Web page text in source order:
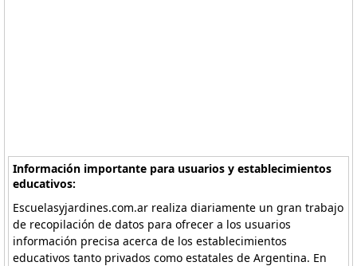
Información importante para usuarios y establecimientos
educativos:
Escuelasyjardines.com.ar realiza diariamente un gran trabajo
de recopilación de datos para ofrecer a los usuarios
información precisa acerca de los establecimientos
educativos tanto privados como estatales de Argentina. En